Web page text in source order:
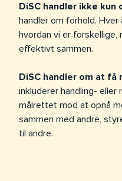
DiSC handler ikke kun
handler om forhold.
hvordan vi er forskellige,
effektivt sammen.
DiSC handler om at få
inkluderer handling-
målrettet mod at opnå
sammen med andre,
til andre.